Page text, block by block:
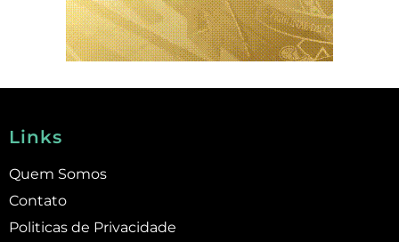
Links
Quem Somos
Contato
Politicas de Privacidade